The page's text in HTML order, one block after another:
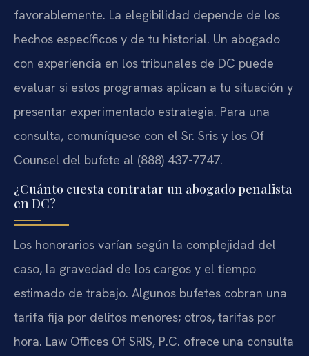
favorablemente. La elegibilidad depende de los
hechos específicos y de tu historial. Un abogado
con experiencia en los tribunales de DC puede
evaluar si estos programas aplican a tu situación y
presentar experimentado estrategia. Para una
consulta, comuníquese con el Sr. Sris y los Of
Counsel del bufete al (888) 437-7747.
¿Cuánto cuesta contratar un abogado penalista
en DC?
Los honorarios varían según la complejidad del
caso, la gravedad de los cargos y el tiempo
estimado de trabajo. Algunos bufetes cobran una
tarifa fija por delitos menores; otros, tarifas por
hora. Law Offices Of SRIS, P.C. ofrece una consulta